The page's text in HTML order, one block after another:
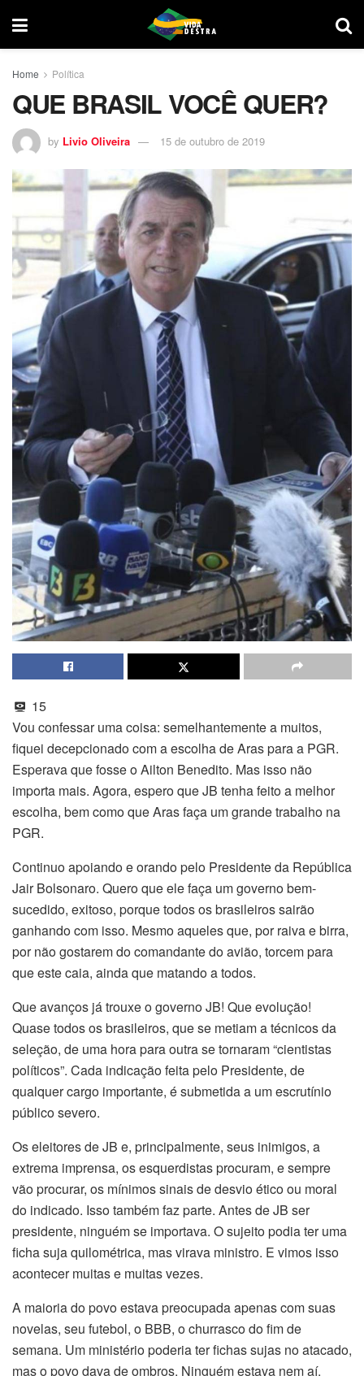
Home Política
QUE BRASIL VOCÊ QUER?
by Livio Oliveira 15 de outubro de 2019
15
Vou confessar uma coisa: semelhantemente a muitos,
fiquei decepcionado com a escolha de Aras para a PGR.
Esperava que fosse o Ailton Benedito. Mas isso não
importa mais. Agora, espero que JB tenha feito a melhor
escolha, bem como que Aras faça um grande trabalho na
PGR.
Continuo apoiando e orando pelo Presidente da República
Jair Bolsonaro. Quero que ele faça um governo bem-
sucedido, exitoso, porque todos os brasileiros sairão
ganhando com isso. Mesmo aqueles que, por raiva e birra,
por não gostarem do comandante do avião, torcem para
que este caia, ainda que matando a todos.
Que avanços já trouxe o governo JB! Que evolução!
Quase todos os brasileiros, que se metiam a técnicos da
seleção, de uma hora para outra se tornaram “cientistas
políticos”. Cada indicação feita pelo Presidente, de
qualquer cargo importante, é submetida a um escrutínio
público severo.
Os eleitores de JB e, principalmente, seus inimigos, a
extrema imprensa, os esquerdistas procuram, e sempre
vão procurar, os mínimos sinais de desvio ético ou moral
do indicado. Isso também faz parte. Antes de JB ser
presidente, ninguém se importava. O sujeito podia ter uma
ficha suja quilométrica, mas virava ministro. E vimos isso
acontecer muitas e muitas vezes.
A maioria do povo estava preocupada apenas com suas
novelas, seu futebol, o BBB, o churrasco do fim de
semana. Um ministério poderia ter fichas sujas no atacado,
mas o povo dava de ombros. Ninguém estava nem aí.